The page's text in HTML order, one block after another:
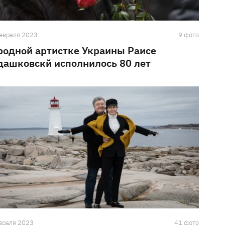
2023 9 фото
артистке Украины Раисе
исполнилось 80 лет
2023 41 фото